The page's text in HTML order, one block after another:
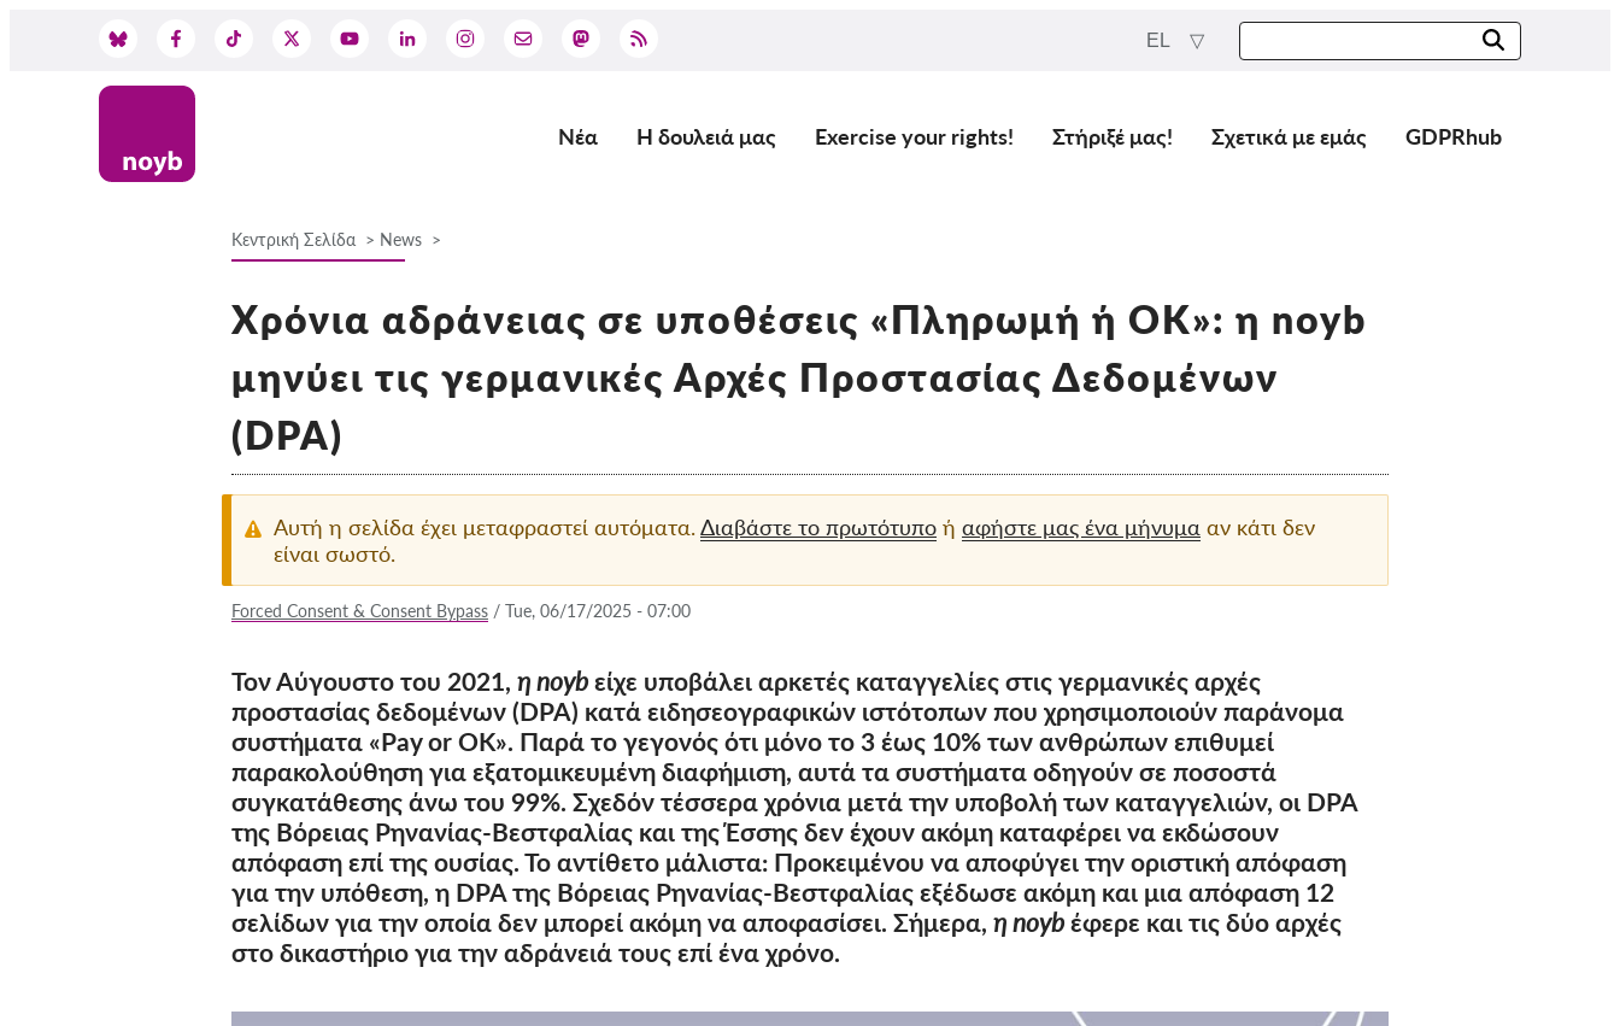
EL
Main
Νέα Η δουλειά μας Exercise your rights! Στήριξέ μας! Σχετικά με εμάς GDPRhub
Κεντρική Σελίδα News
Χρόνια αδράνειας σε υποθέσεις «Πληρωμή ή ΟΚ»: η noyb
μηνύει τις γερμανικές Αρχές Προστασίας Δεδομένων
(DPA)
Αυτή η σελίδα έχει μεταφραστεί αυτόματα. Διαβάστε το πρωτότυπο ή αφήστε μας ένα μήνυμα αν κάτι δεν
είναι σωστό.
Forced Consent & Consent Bypass / Tue, 06/17/2025 - 07:00
Τον Αύγουστο του 2021, η noyb είχε υποβάλει αρκετές καταγγελίες στις γερμανικές αρχές
προστασίας δεδομένων (DPA) κατά ειδησεογραφικών ιστότοπων που χρησιμοποιούν παράνομα
συστήματα «Pay or OK». Παρά το γεγονός ότι μόνο το 3 έως 10% των ανθρώπων επιθυμεί
παρακολούθηση για εξατομικευμένη διαφήμιση, αυτά τα συστήματα οδηγούν σε ποσοστά
συγκατάθεσης άνω του 99%. Σχεδόν τέσσερα χρόνια μετά την υποβολή των καταγγελιών, οι DPA
της Βόρειας Ρηνανίας-Βεστφαλίας και της Έσσης δεν έχουν ακόμη καταφέρει να εκδώσουν
απόφαση επί της ουσίας. Το αντίθετο μάλιστα: Προκειμένου να αποφύγει την οριστική απόφαση
για την υπόθεση, η DPA της Βόρειας Ρηνανίας-Βεστφαλίας εξέδωσε ακόμη και μια απόφαση 12
σελίδων για την οποία δεν μπορεί ακόμη να αποφασίσει. Σήμερα, η noyb έφερε και τις δύο αρχές
στο δικαστήριο για την αδράνειά τους επί ένα χρόνο.